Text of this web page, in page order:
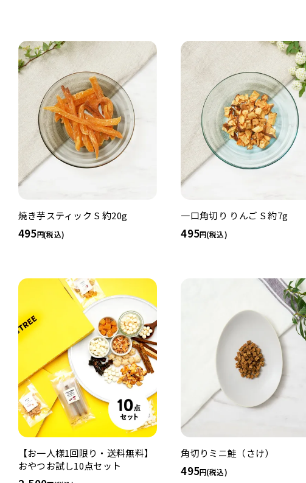
焼き芋スティック S 約20g
495 (税込)
一口角切り りんご S 約7g
495 (税込)
【お一人様1回限り・送料無料】
おやつお試し10点セット
角切りミニ鮭（さけ）
495 (税込)